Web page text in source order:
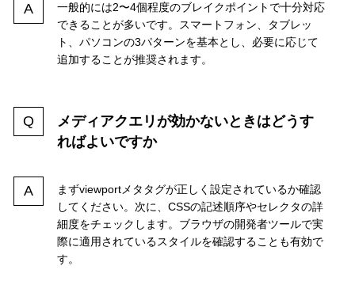
一般的には2〜4個程度のブレイクポイントで十分対応
できることが多いです。スマートフォン、タブレッ
ト、パソコンの3パターンを基本とし、必要に応じて
追加することが推奨されます。
メディアクエリが効かないときはどうす
ればよいですか
まずviewportメタタグが正しく設定されているか確認
してください。次に、CSSの記述順序やセレクタの詳
細度をチェックします。ブラウザの開発者ツールで実
際に適用されているスタイルを確認することも有効で
す。